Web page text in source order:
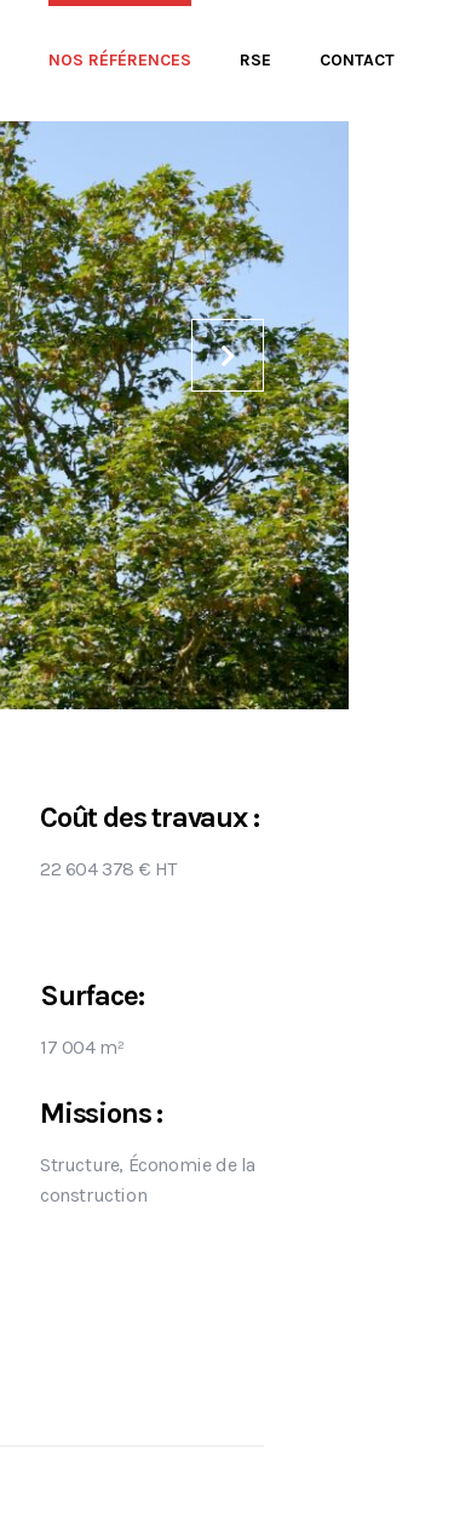
NOS RÉFÉRENCES RSE CONTACT
Coût des travaux :
22 604 378 € HT
Surface:
17 004 m²
Missions :
Structure, Économie de la
construction